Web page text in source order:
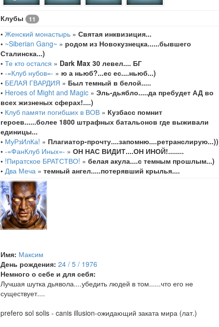
Клубы 11
• Женский монастырь » Святая инквизиция...
• ~Siberian Gang~ » родом из Новокузнецка......бывшего
Сталинска...)
• Те кто остался » Dark Max 30 левел.... БГ
• -=Клуб нубов=- » ю а ньюб?...ес ес....ньюб...)
• БЕЛАЯ ГВАРДИЯ » Был темный в белой.....
• Heroes of Might and Magic » Эль-дьябло.....да пребудет АД во
всех жизненых сферах!....)
• Клуб памяти погибших в ВОВ » Кузбасс помнит
героев......более 1800 штрафных батальонов где выживали
единицы...
• МуРзИлКа! » Плагиатор-прочту....запомню....ретранслирую...))
• -=ФанКлуб Иных=- » ОН НАС ВИДИТ....ОН ИНОЙ!........
• !Пиратское БРАТСТВО! » белая акула....с темным прошлым...)
• Два Меча » темный ангел.....потерявший крылья....
Имя: Максим
День рождения: 24 / 5 / 1976
Немного о себе и для себя:
Лучшая шутка дьявола....убедить людей в том......что его не
существует....
prefero sol solis - canis illusion-ожидающий заката мира (лат.)